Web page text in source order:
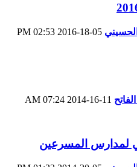
02:53 PM
07:24 AM
لمدارس المسرعين